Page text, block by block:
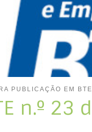
PUBLICAÇÃO EM BTE
n.º